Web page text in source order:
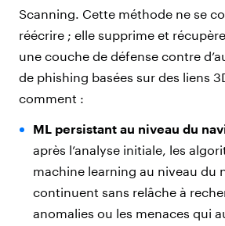
Scanning. Cette méthode ne se
réécrire ; elle supprime et
une couche de défense contre
de phishing basées sur des liens
comment :
ML persistant au niveau du
après l’analyse initiale, les
machine learning au niveau du
continuent sans relâche à
anomalies ou les menaces qui